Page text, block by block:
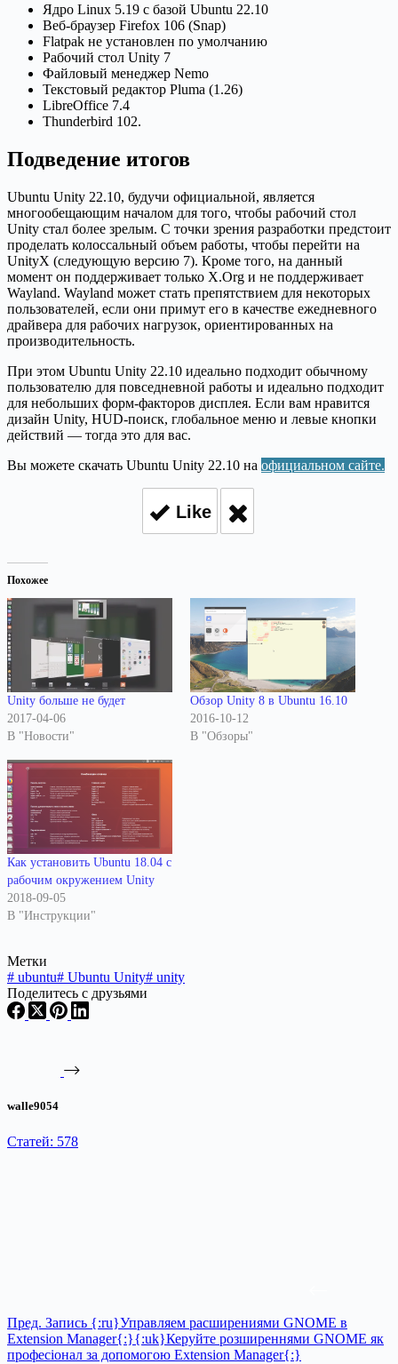
Ядро Linux 5.19 с базой Ubuntu 22.10
Веб-браузер Firefox 106 (Snap)
Flatpak не установлен по умолчанию
Рабочий стол Unity 7
Файловый менеджер Nemo
Текстовый редактор Pluma (1.26)
LibreOffice 7.4
Thunderbird 102.
Подведение итогов
Ubuntu Unity 22.10, будучи официальной, является
многообещающим началом для того, чтобы рабочий стол
Unity стал более зрелым. С точки зрения разработки предстоит
проделать колоссальный объем работы, чтобы перейти на
UnityX (следующую версию 7). Кроме того, на данный
момент он поддерживает только X.Org и не поддерживает
Wayland. Wayland может стать препятствием для некоторых
пользователей, если они примут его в качестве ежедневного
драйвера для рабочих нагрузок, ориентированных на
производительность.
При этом Ubuntu Unity 22.10 идеально подходит обычному
пользователю для повседневной работы и идеально подходит
для небольших форм-факторов дисплея. Если вам нравится
дизайн Unity, HUD-поиск, глобальное меню и левые кнопки
действий — тогда это для вас.
Вы можете скачать Ubuntu Unity 22.10 на официальном сайте.
Like
Похожее
Unity больше не будет
2017-04-06
В "Новости"
Обзор Unity 8 в Ubuntu 16.10
2016-10-12
В "Обзоры"
Как установить Ubuntu 18.04 с
рабочим окружением Unity
2018-09-05
В "Инструкции"
Метки
# ubuntu# Ubuntu Unity# unity
Поделитесь с друзьями
walle9054
Статей: 578
Пред. Запись {:ru}Управляем расширениями GNOME в
Extension Manager{:}{:uk}Керуйте розширеннями GNOME як
професіонал за допомогою Extension Manager{:}